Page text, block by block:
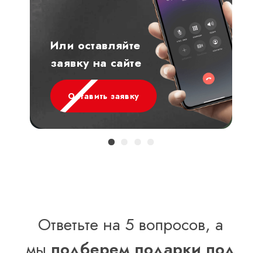
Или оставляйте
заявку на сайте
Оставить заявку
Ответьте на 5 вопросов, а